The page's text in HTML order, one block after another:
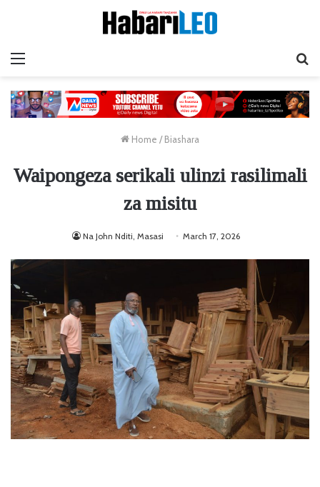
Home / Biashara
Waipongeza serikali ulinzi rasilimali
za misitu
Na John Nditi, Masasi March 17, 2026